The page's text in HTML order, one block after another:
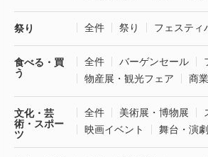
祭り 全件 祭り フェスティ
食べる・買
う
全件 バーゲンセール
物産展・観光フェア
商
文化・芸
術・スポー
ツ
全件 美術展・博物展
映画イベント
舞台・演劇